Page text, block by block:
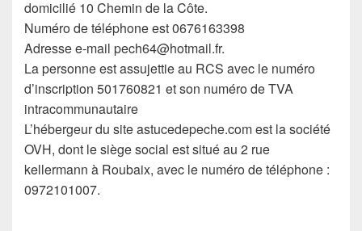
domicilié 10 Chemin de la Côte.
Numéro de téléphone est 0676163398
Adresse e-mail pech64@hotmail.fr.
La personne est assujettie au RCS avec le numéro
d’inscription 501760821 et son numéro de TVA
intracommunautaire
L’hébergeur du site astucedepeche.com est la société
OVH, dont le siège social est situé au 2 rue
kellermann à Roubaix, avec le numéro de téléphone :
0972101007.